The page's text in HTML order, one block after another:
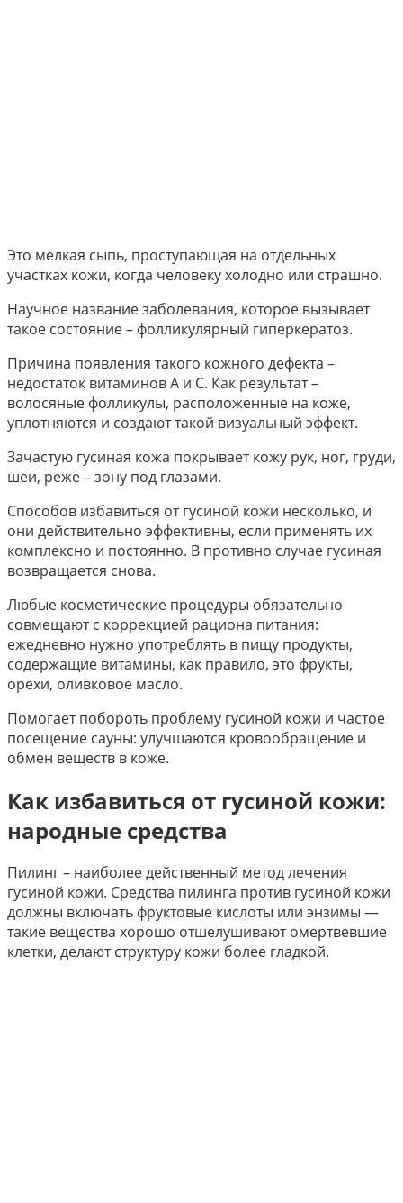
Это мелкая сыпь, проступающая на отдельных
участках кожи, когда человеку холодно или страшно.
Научное название заболевания, которое вызывает
такое состояние – фолликулярный гиперкератоз.
Причина появления такого кожного дефекта –
недостаток витаминов А и С. Как результат –
волосяные фолликулы, расположенные на коже,
уплотняются и создают такой визуальный эффект.
Зачастую гусиная кожа покрывает кожу рук, ног, груди,
шеи, реже – зону под глазами.
Способов избавиться от гусиной кожи несколько, и
они действительно эффективны, если применять их
комплексно и постоянно. В противно случае гусиная
возвращается снова.
Любые косметические процедуры обязательно
совмещают с коррекцией рациона питания:
ежедневно нужно употреблять в пищу продукты,
содержащие витамины, как правило, это фрукты,
орехи, оливковое масло.
Помогает побороть проблему гусиной кожи и частое
посещение сауны: улучшаются кровообращение и
обмен веществ в коже.
Как избавиться от гусиной кожи:
народные средства
Пилинг – наиболее действенный метод лечения
гусиной кожи. Средства пилинга против гусиной кожи
должны включать фруктовые кислоты или энзимы —
такие вещества хорошо отшелушивают омертвевшие
клетки, делают структуру кожи более гладкой.